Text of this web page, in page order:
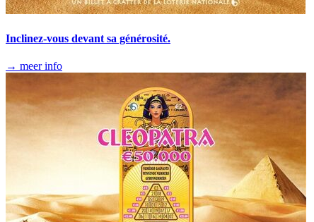
Inclinez-vous devant sa générosité.
→ meer info